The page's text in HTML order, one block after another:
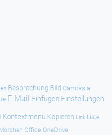
Besprechung Bild Camtasia
E-Mail Einfügen Einstellungen
Kontextmenü Kopieren Link Liste
Morphen Office OneDrive